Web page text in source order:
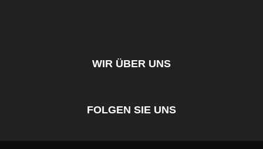
WIR ÜBER UNS
FOLGEN SIE UNS